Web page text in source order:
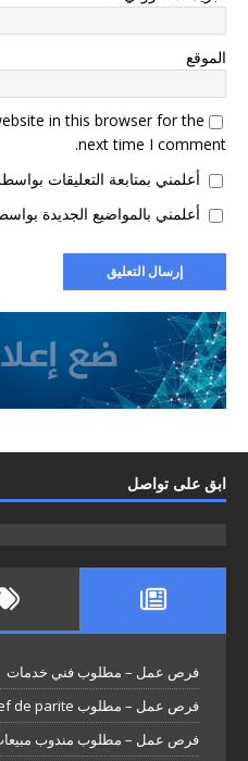
الموقع
in this browser for the
next time I comment.
أعلمني بمتابعة التعليقات
أعلمني بالمواضيع الجديدة
ابق على تواصل
فرص عمل – مطلوب فني خدمات
فرص عمل – مطلوب chef de parite
فرص عمل – مطلوب مندوب